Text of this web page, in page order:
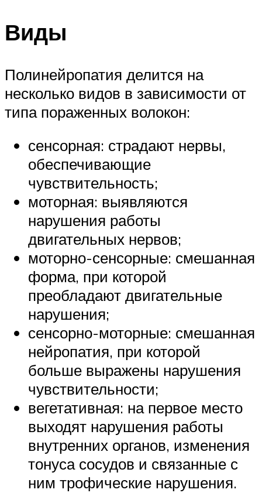
Виды
Полинейропатия делится на
несколько видов в зависимости от
типа пораженных волокон:
сенсорная: страдают нервы,
обеспечивающие
чувствительность;
моторная: выявляются
нарушения работы
двигательных нервов;
моторно-сенсорные: смешанная
форма, при которой
преобладают двигательные
нарушения;
сенсорно-моторные: смешанная
нейропатия, при которой
больше выражены нарушения
чувствительности;
вегетативная: на первое место
выходят нарушения работы
внутренних органов, изменения
тонуса сосудов и связанные с
ним трофические нарушения.